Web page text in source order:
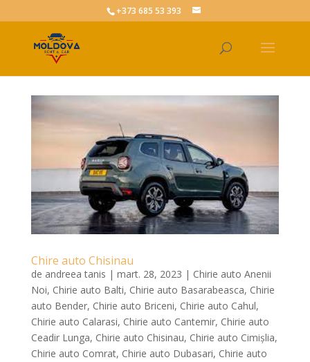
+373 685 53 393
Chire auto Chisinau
de andreea tanis | mart. 28, 2023 | Chirie auto Anenii
Noi, Chirie auto Balti, Chirie auto Basarabeasca, Chirie
auto Bender, Chirie auto Briceni, Chirie auto Cahul,
Chirie auto Calarasi, Chirie auto Cantemir, Chirie auto
Ceadir Lunga, Chirie auto Chisinau, Chirie auto Cimișlia,
Chirie auto Comrat, Chirie auto Dubasari, Chirie auto